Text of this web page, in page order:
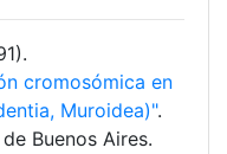
cromosómica en
Muroidea)".
Buenos Aires.